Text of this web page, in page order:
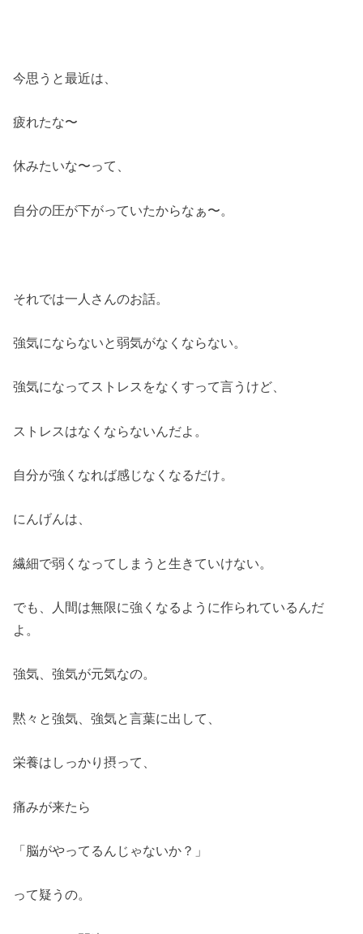
今思うと最近は、
疲れたな〜
休みたいな〜って、
自分の圧が下がっていたからなぁ〜。
それでは一人さんのお話。
強気にならないと弱気がなくならない。
強気になってストレスをなくすって言うけど、
ストレスはなくならないんだよ。
自分が強くなれば感じなくなるだけ。
にんげんは、
繊細で弱くなってしまうと生きていけない。
でも、人間は無限に強くなるように作られているんだ
よ。
強気、強気が元気なの。
黙々と強気、強気と言葉に出して、
栄養はしっかり摂って、
痛みが来たら
「脳がやってるんじゃないか？」
って疑うの。